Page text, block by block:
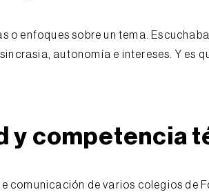
o enfoques sobre un tema.
autonomía e intereses. Y es
y competencia
comunicación de varios colegios de